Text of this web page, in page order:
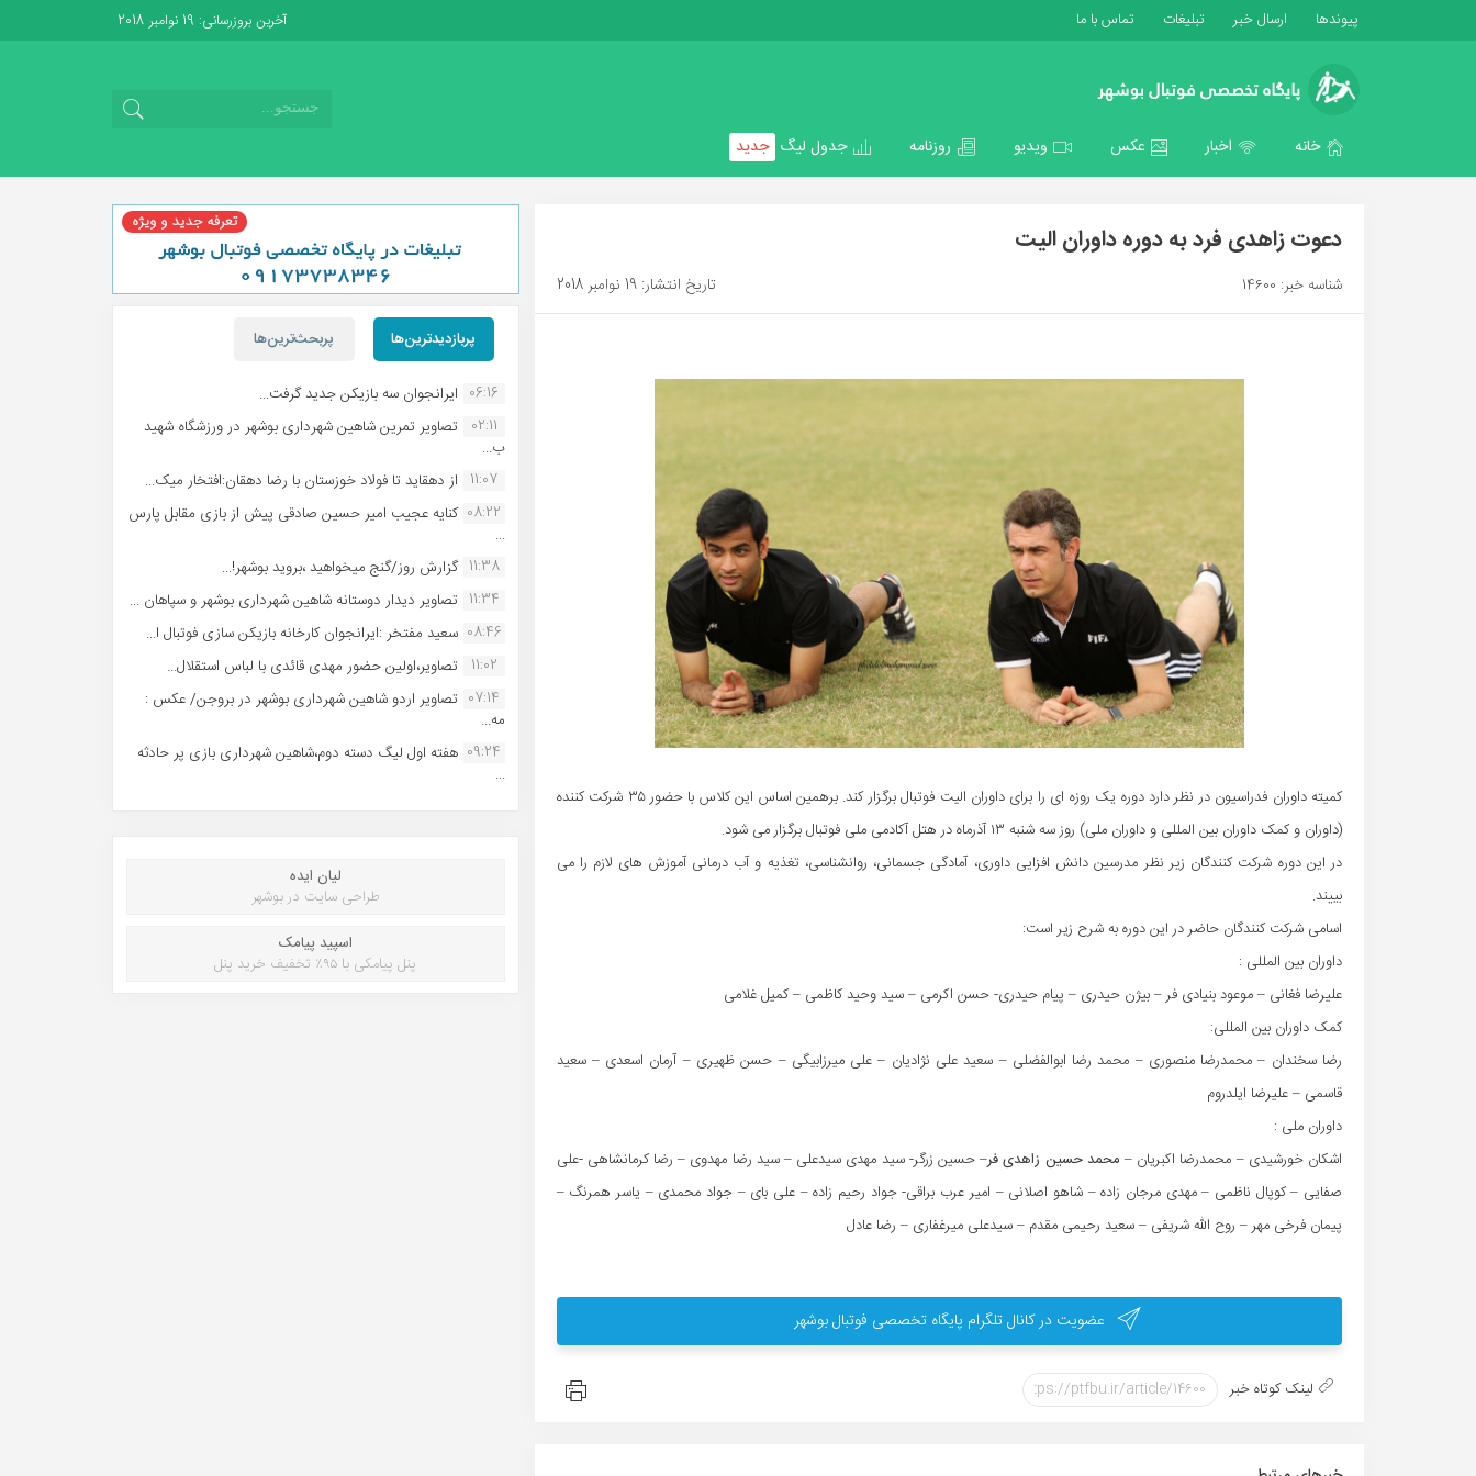
پیوندها ارسال خبر تبلیغات تماس با ما آخرین بروزرسانی: 19 نوامبر 2018
خانه اخبار عکس ویدیو روزنامه جدول لیگ جدید
دعوت زاهدی فرد به دوره داوران الیت
شناسه خبر: 14600 تاریخ انتشار: 19 نوامبر 2018
کمیته داوران فدراسیون در نظر دارد دوره یک روزه ای را برای داوران الیت فوتبال برگزار کند. برهمین اساس این کلاس با حضور ۳۵ شرکت کننده
(داوران و کمک داوران بین المللی و داوران ملی) روز سه شنبه ۱۳ آذرماه در هتل آکادمی ملی فوتبال برگزار می شود.
در این دوره شرکت کنندگان زیر نظر مدرسین دانش افزایی داوری، آمادگی جسمانی، روانشناسی، تغذیه و آب درمانی آموزش های لازم را می
بییند.
اسامی شرکت کنندگان حاضر در این دوره به شرح زیر است:
داوران بین المللی :
علیرضا فغانی – موعود بنیادی فر – بیژن حیدری – پیام حیدری- حسن اکرمی – سید وحید کاظمی – کمیل غلامی
کمک داوران بین المللی:
رضا سخندان – محمدرضا منصوری – محمد رضا ابوالفضلی – سعید علی نژادیان – علی میرزابیگی – حسن ظهیری – آرمان اسعدی – سعید
قاسمی – علیرضا ایلدروم
داوران ملی :
اشکان خورشیدی – محمدرضا اکبریان – محمد حسین زاهدی فر– حسین زرگر- سید مهدی سیدعلی – سید رضا مهدوی – رضا کرمانشاهی -علی
صفایی – کوپال ناظمی – مهدی مرجان زاده – شاهو اصلانی – امیر عرب براقی- جواد رحیم زاده – علی بای – جواد محمدی – یاسر همرنگ –
پیمان فرخی مهر – روح الله شریفی – سعید رحیمی مقدم – سیدعلی میرغفاری – رضا عادل
عضویت در کانال تلگرام پایگاه تخصصی فوتبال بوشهر
لینک کوتاه خبر
پربازدیدترین‌ها پربحث‌ترین‌ها
06:16 ایرانجوان سه بازیکن جدید گرفت...
02:11
تصاویر تمرین شاهین شهردارى بوشهر در ورزشگاه شهید
ب...
11:07 از دهقاید تا فولاد خوزستان با رضا دهقان:افتخار میک...
08:22 کنایه عجیب امیر حسین صادقی پیش از بازی مقابل پارس
...
11:38 گزارش روز/گنج میخواهید ،بروید بوشهر!...
11:34 تصاویر دیدار دوستانه شاهین شهردارى بوشهر و سپاهان ...
08:46 سعید مفتخر :ایرانجوان کارخانه بازیکن سازی فوتبال ا...
11:02
تصاویر،اولین حضور مهدی قائدی با لباس استقلال...
07:14 تصاویر اردو شاهین شهرداری بوشهر در بروجن/ عکس :
مه...
09:24 هفته اول لیگ دسته دوم،شاهین شهرداری بازی پر حادثه
...
لیان ایده
طراحی سایت در بوشهر
اسپید پیامک
پنل پیامکی با ۹۵٪ تخفیف خرید پنل